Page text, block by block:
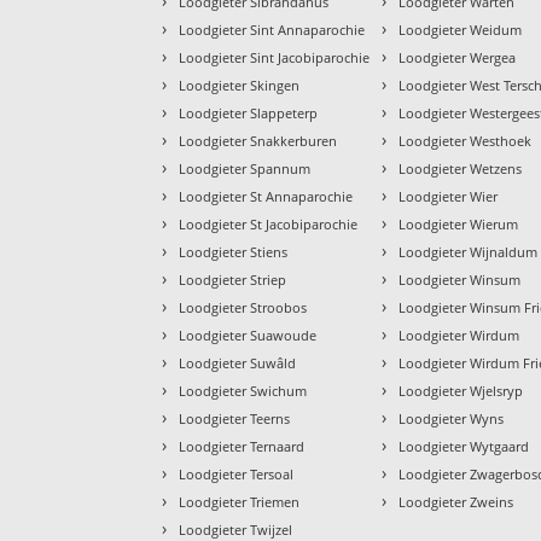
› Loodgieter Sint Annaparochie
› Loodgieter Sint Jacobiparochie
› Loodgieter Skingen
› Loodgieter Slappeterp
› Loodgieter Snakkerburen
› Loodgieter Spannum
› Loodgieter St Annaparochie
› Loodgieter St Jacobiparochie
› Loodgieter Stiens
› Loodgieter Striep
› Loodgieter Stroobos
› Loodgieter Suawoude
› Loodgieter Suwâld
› Loodgieter Swichum
› Loodgieter Teerns
› Loodgieter Ternaard
› Loodgieter Tersoal
› Loodgieter Triemen
› Loodgieter Twijzel
› Loodgieter Weidum
› Loodgieter Wergea
› Loodgieter West
› Loodgieter
› Loodgieter Westhoek
› Loodgieter Wetzens
› Loodgieter Wier
› Loodgieter Wierum
› Loodgieter Wijnaldum
› Loodgieter Winsum
› Loodgieter Winsum
› Loodgieter Wirdum
› Loodgieter Wirdum
› Loodgieter Wjelsryp
› Loodgieter Wyns
› Loodgieter Wytgaard
› Loodgieter
› Loodgieter Zweins